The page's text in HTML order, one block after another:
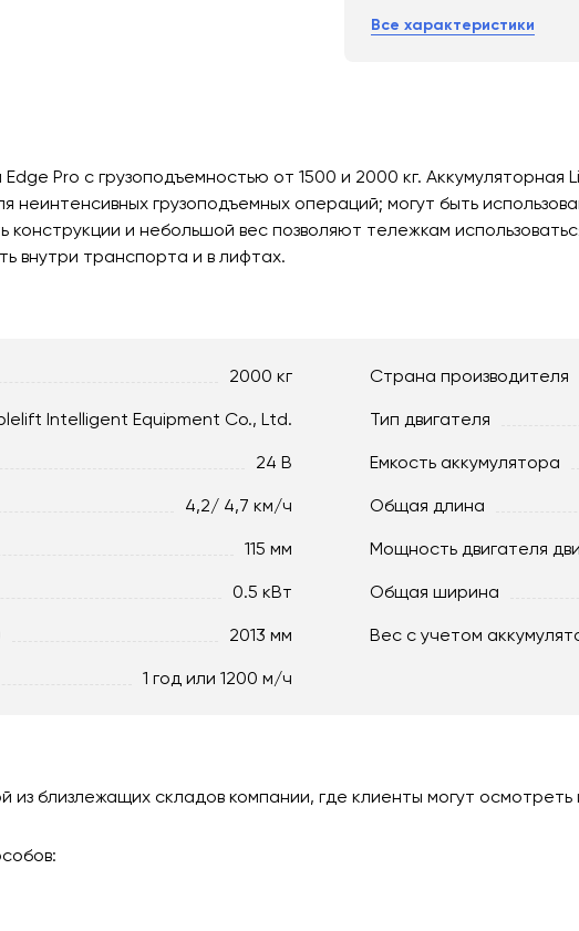
Все характеристики
Pro с грузоподъемностью от 1500 и 2000 кг.
грузоподъемных операций; могут быть
и небольшой вес позволяют тележкам
внутри транспорта и в лифтах.
2000 кг Страна производителя
Intelligent Equipment Co., Ltd. Тип двигателя
24 В Емкость аккумулятора
4,2/ 4,7 км/ч Общая длина
115 мм Мощность двигателя
0.5 кВт Общая ширина
2013 мм Вес с учетом
1 год или 1200 м/ч
из близлежащих складов компании, где клиенты могут